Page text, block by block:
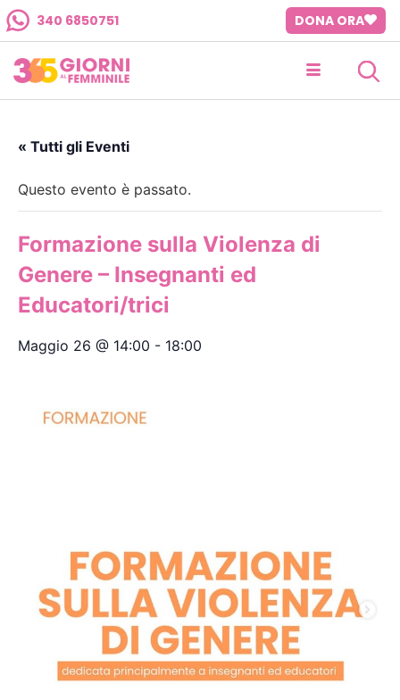
340 6850751 DONA ORA
« Tutti gli Eventi
Questo evento è passato.
Formazione sulla Violenza di
Genere – Insegnanti ed
Educatori/trici
Maggio 26 @ 14:00 - 18:00